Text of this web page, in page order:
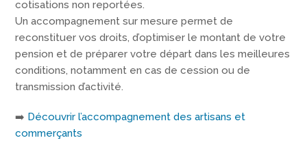
cotisations non reportées.
Un accompagnement sur mesure permet de
reconstituer vos droits, d’optimiser le montant de votre
pension et de préparer votre départ dans les meilleures
conditions, notamment en cas de cession ou de
transmission d’activité.
➡️ Découvrir l’accompagnement des artisans et
commerçants